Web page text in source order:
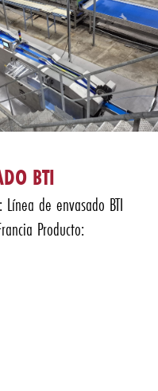
BTI
de envasado BTI
Producto: